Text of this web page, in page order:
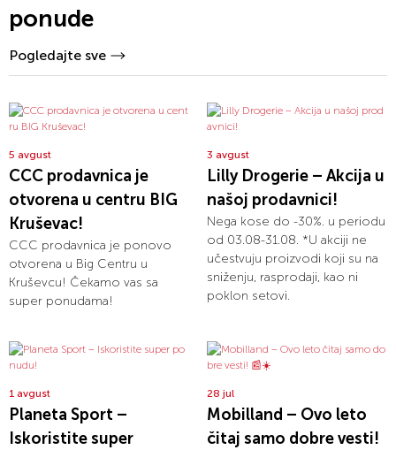
ponude
Pogledajte sve
5 avgust
CCC prodavnica je
otvorena u centru BIG
Kruševac!
CCC prodavnica je ponovo
otvorena u Big Centru u
Kruševcu! Čekamo vas sa
super ponudama!
3 avgust
Lilly Drogerie – Akcija u
našoj prodavnici!
Nega kose do -30%. u periodu
od 03.08-31.08. *U akciji ne
učestvuju proizvodi koji su na
sniženju, rasprodaji, kao ni
poklon setovi.
1 avgust
Planeta Sport –
Iskoristite super
28 jul
Mobilland – Ovo leto
čitaj samo dobre vesti!